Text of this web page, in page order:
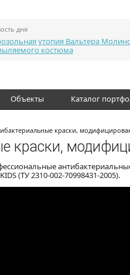
дня
утопия Вальтера
костюма
Объекты Каталог
краски,
краски,
(ТУ 2310-002-70998431-2005).